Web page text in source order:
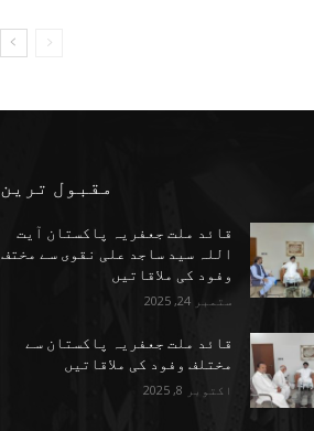
مقبول ترین
قائد ملت جعفریہ پاکستان آیت
اللہ سید ساجد علی نقوی سے مختف
وفود کی ملاقاتیں
ستمبر 24, 2025
قائد ملت جعفریہ پاکستان سے
مختلف وفود کی ملاقاتیں
اکتوبر 8, 2025